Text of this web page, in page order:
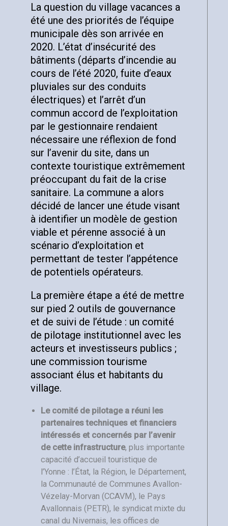
La question du village vacances a
été une des priorités de l’équipe
municipale dès son arrivée en
2020. L’état d’insécurité des
bâtiments (départs d’incendie au
cours de l’été 2020, fuite d’eaux
pluviales sur des conduits
électriques) et l’arrêt d’un
commun accord de l’exploitation
par le gestionnaire rendaient
nécessaire une réflexion de fond
sur l’avenir du site, dans un
contexte touristique extrêmement
préoccupant du fait de la crise
sanitaire. La commune a alors
décidé de lancer une étude visant
à identifier un modèle de gestion
viable et pérenne associé à un
scénario d’exploitation et
permettant de tester l’appétence
de potentiels opérateurs.
La première étape a été de mettre
sur pied 2 outils de gouvernance
et de suivi de l’étude : un comité
de pilotage institutionnel avec les
acteurs et investisseurs publics ;
une commission tourisme
associant élus et habitants du
village.
Le comité de pilotage a réuni les
partenaires techniques et financiers
intéressés et concernés par l’avenir
de cette infrastructure, plus importante
capacité d’accueil touristique de
l’Yonne : l’État, la Région, le Département,
la Communauté de Communes Avallon-
Vézelay-Morvan (CCAVM), le Pays
Avallonnais (PETR), le syndicat mixte du
canal du Nivernais, les offices de